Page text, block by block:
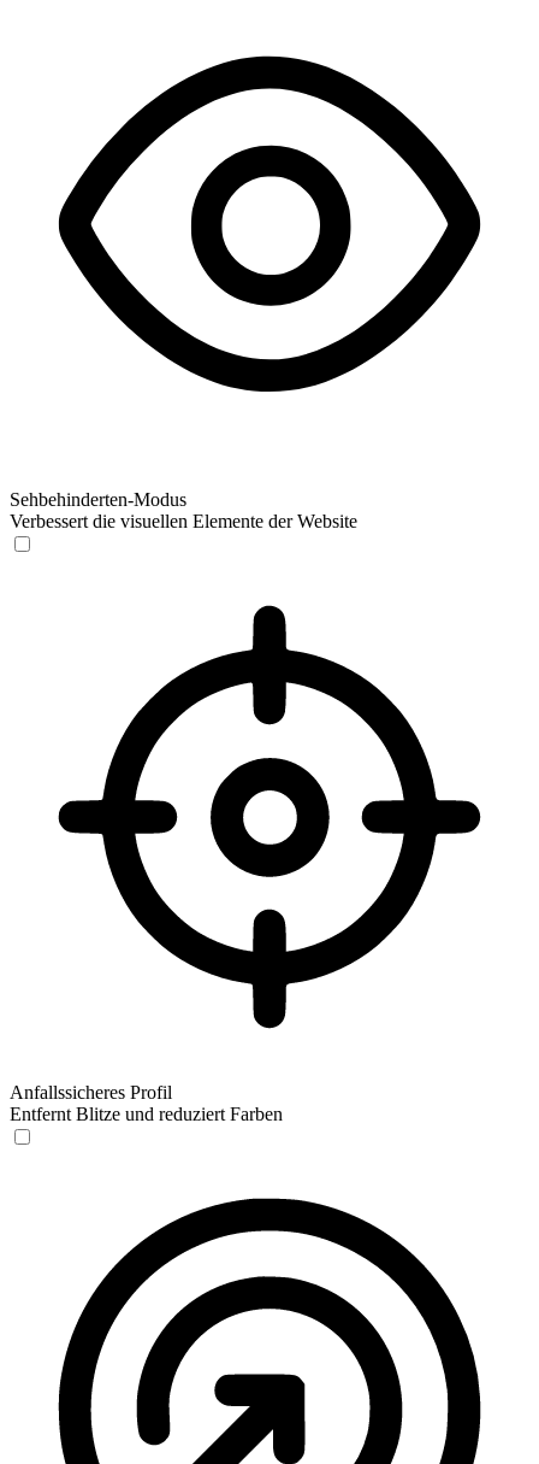
Sehbehinderten-Modus
Verbessert die visuellen Elemente der Website
Anfallssicheres Profil
Entfernt Blitze und reduziert Farben